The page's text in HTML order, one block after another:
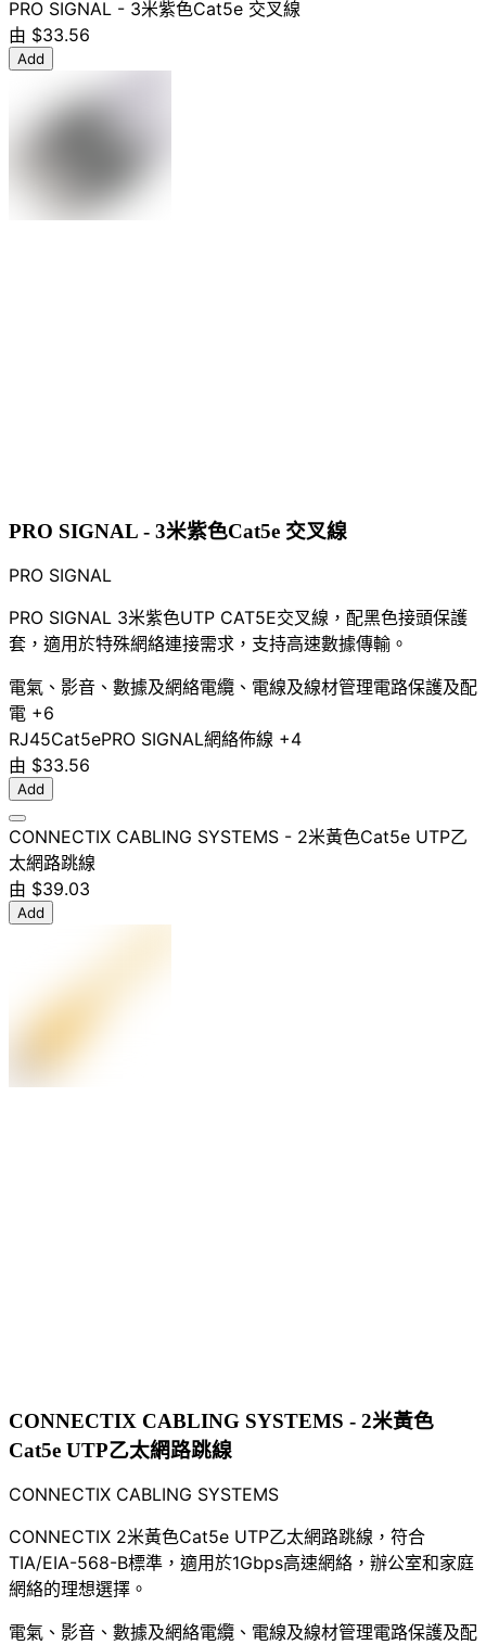
PRO SIGNAL - 3米紫色Cat5e 交叉線
由 $33.56
Add
PRO SIGNAL - 3米紫色Cat5e 交叉線
PRO SIGNAL
PRO SIGNAL 3米紫色UTP CAT5E交叉線，配黑色接頭保護
套，適用於特殊網絡連接需求，支持高速數據傳輸。
電氣、影音、數據及網絡電纜、電線及線材管理電路保護及配
電 +6
RJ45Cat5ePRO SIGNAL網絡佈線 +4
由 $33.56
Add
CONNECTIX CABLING SYSTEMS - 2米黃色Cat5e UTP乙
太網路跳線
由 $39.03
Add
CONNECTIX CABLING SYSTEMS - 2米黃色
Cat5e UTP乙太網路跳線
CONNECTIX CABLING SYSTEMS
CONNECTIX 2米黃色Cat5e UTP乙太網路跳線，符合
TIA/EIA-568-B標準，適用於1Gbps高速網絡，辦公室和家庭
網絡的理想選擇。
電氣、影音、數據及網絡電纜、電線及線材管理電路保護及配